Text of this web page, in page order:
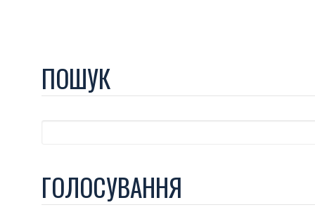
ПОШУК
ГОЛОСУВАННЯ